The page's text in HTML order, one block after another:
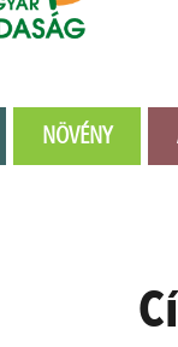
NÖVÉNY